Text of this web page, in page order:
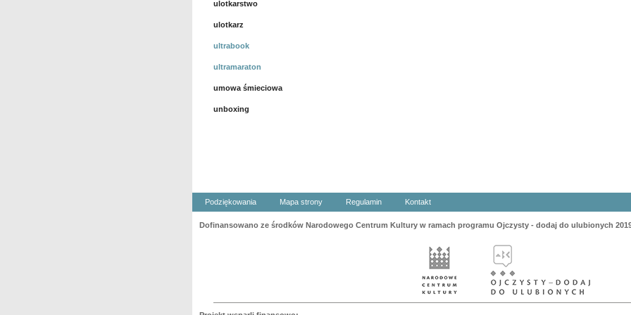
ulotkarstwo
ulotkarz
ultrabook
ultramaraton
umowa śmieciowa
unboxing
Podziękowania Mapa strony Regulamin Kontakt
Dofinansowano ze środków Narodowego Centrum Kultury w ramach programu Ojczysty - dodaj do ulubionych